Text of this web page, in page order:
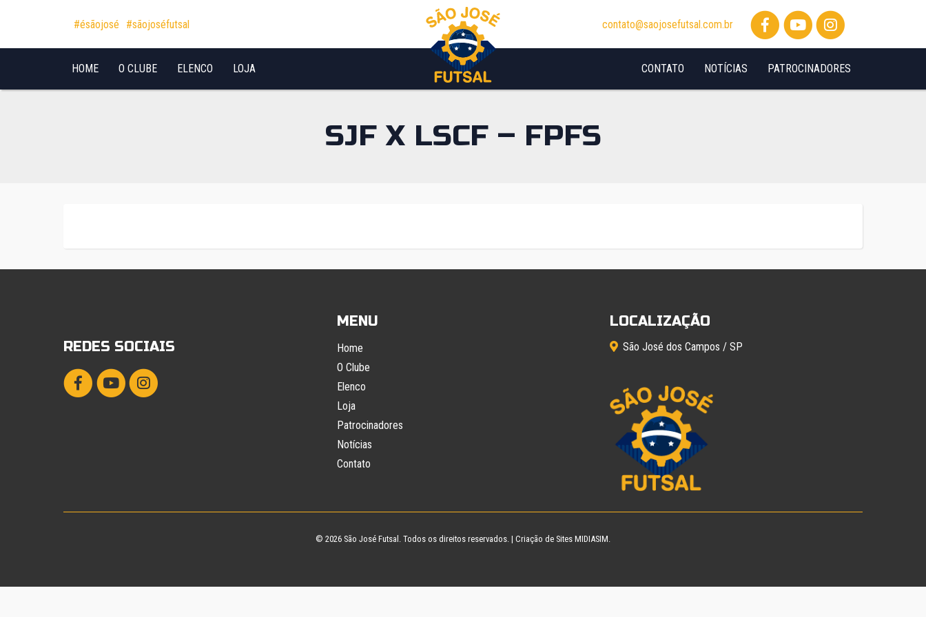
Pular para o conteúdo
#ésãojosé #sãojoséfutsal contato@saojosefutsal.com.br
HOME O CLUBE ELENCO LOJA PATROCINADORES
NOTÍCIAS
CONTATO
SJF X LSCF – FPFS
REDES SOCIAIS
MENU
Home
O Clube
Elenco
Loja
Patrocinadores
Notícias
Contato
LOCALIZAÇÃO
São José dos Campos / SP
© 2026 São José Futsal . Todos os direitos reservados. | Criação de Sites MIDIASIM.